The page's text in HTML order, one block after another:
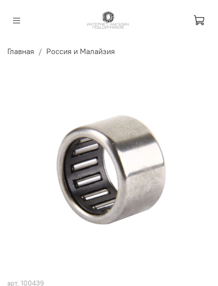
Главная Россия и Малайзия
арт. 100439